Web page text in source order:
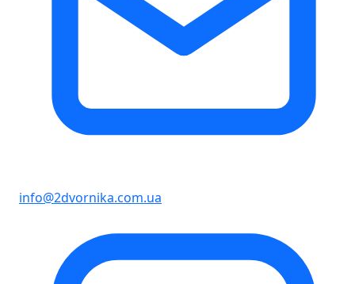
info@2dvornika.com.ua